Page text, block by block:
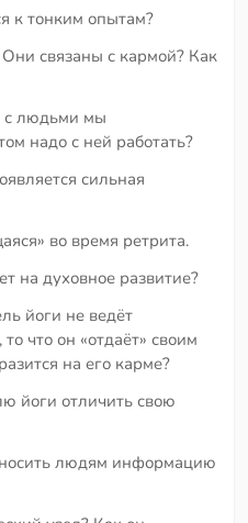
к тонким опытам?
связаны с кармой? Как
с людьми мы
надо с ней работать?
сильная
во время ретрита.
на духовное развитие?
йоги не ведёт
что он «отдаёт» своим
на его карме?
йоги отличить свою
людям информацию